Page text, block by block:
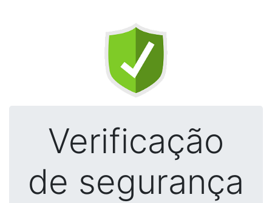
Verificação
de segurança